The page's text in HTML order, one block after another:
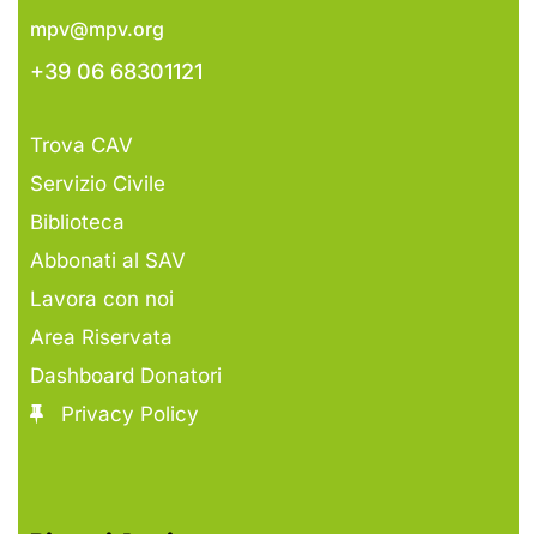
mpv@mpv.org
+39 06 68301121
Trova CAV
Servizio Civile
Biblioteca
Abbonati al SAV
Lavora con noi
Area Riservata
Dashboard Donatori
Privacy Policy